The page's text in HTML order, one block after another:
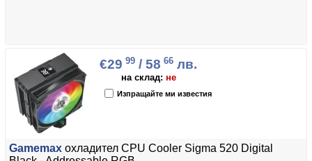
€29 99 / 58 66 лв.
на склад: не
Изпращайте ми известия
Gamemax охладител CPU Cooler Sigma 520 Digital